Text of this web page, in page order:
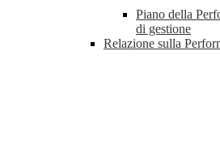
Piano della
di gestione
Relazione sulla